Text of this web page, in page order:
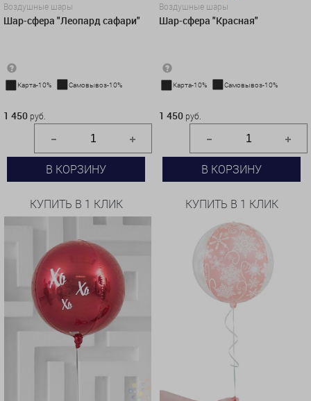
Воздушные шары
Шар-сфера "Леопард сафари"
Карта-10% Самовывоз-10%
1 450 руб.
В КОРЗИНУ
КУПИТЬ В 1 КЛИК
Воздушные шары
Шар-сфера "Красная"
Карта-10% Самовывоз-10%
1 450 руб.
В КОРЗИНУ
КУПИТЬ В 1 КЛИК